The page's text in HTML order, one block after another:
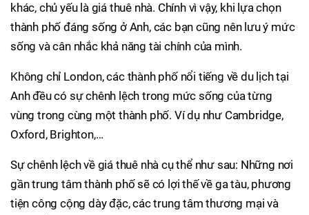
khác, chủ yếu là giá thuê nhà. Chính vì vậy, khi lựa chọn
thành phố đáng sống ở Anh, các bạn cũng nên lưu ý mức
sống và cân nhắc khả năng tài chính của mình.
Không chỉ London, các thành phố nổi tiếng về du lịch tại
Anh đều có sự chênh lệch trong mức sống của từng
vùng trong cùng một thành phố. Ví dụ như Cambridge,
Oxford, Brighton,…
Sự chênh lệch về giá thuê nhà cụ thể như sau: Những nơi
gần trung tâm thành phố sẽ có lợi thế về ga tàu, phương
tiện công cộng dày đặc, các trung tâm thương mại và